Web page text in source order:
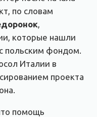
по словам
которые нашли
польским фондом.
Италии в
проекта
помощь